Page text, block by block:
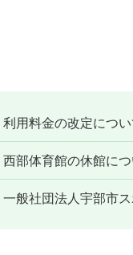
利用料金の改定につ
西部体育館の休館に
一般社団法人宇部市